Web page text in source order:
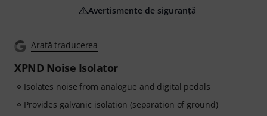
Arată traducerea
XPND Noise Isolator
Isolates noise from analogue and digital pedals
Provides galvanic isolation (separation of ground)
Avertismente de siguranță